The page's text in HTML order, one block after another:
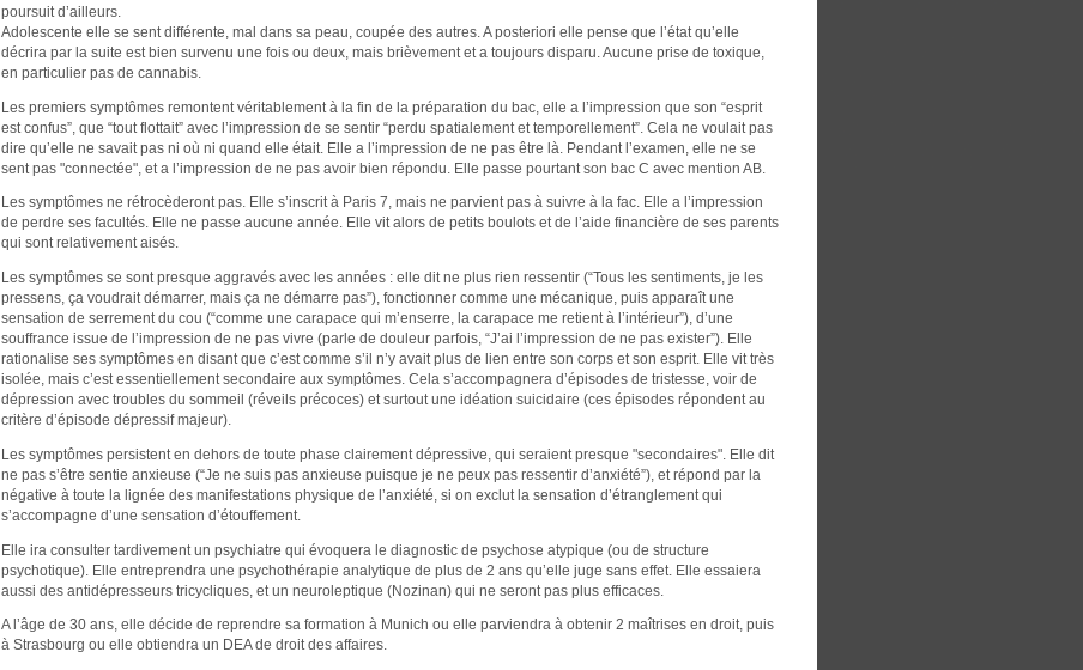
poursuit d’ailleurs.
Adolescente elle se sent différente, mal dans sa peau, coupée des autres. A posteriori elle pense que l’état qu’elle
décrira par la suite est bien survenu une fois ou deux, mais brièvement et a toujours disparu. Aucune prise de toxique,
en particulier pas de cannabis.
Les premiers symptômes remontent véritablement à la fin de la préparation du bac, elle a l’impression que son “esprit
est confus”, que “tout flottait” avec l’impression de se sentir “perdu spatialement et temporellement”. Cela ne voulait pas
dire qu’elle ne savait pas ni où ni quand elle était. Elle a l’impression de ne pas être là. Pendant l’examen, elle ne se
sent pas "connectée", et a l’impression de ne pas avoir bien répondu. Elle passe pourtant son bac C avec mention AB.
Les symptômes ne rétrocèderont pas. Elle s’inscrit à Paris 7, mais ne parvient pas à suivre à la fac. Elle a l’impression
de perdre ses facultés. Elle ne passe aucune année. Elle vit alors de petits boulots et de l’aide financière de ses parents
qui sont relativement aisés.
Les symptômes se sont presque aggravés avec les années : elle dit ne plus rien ressentir (“Tous les sentiments, je les
pressens, ça voudrait démarrer, mais ça ne démarre pas”), fonctionner comme une mécanique, puis apparaît une
sensation de serrement du cou (“comme une carapace qui m’enserre, la carapace me retient à l’intérieur”), d’une
souffrance issue de l’impression de ne pas vivre (parle de douleur parfois, “J’ai l’impression de ne pas exister”). Elle
rationalise ses symptômes en disant que c’est comme s’il n’y avait plus de lien entre son corps et son esprit. Elle vit très
isolée, mais c’est essentiellement secondaire aux symptômes. Cela s’accompagnera d’épisodes de tristesse, voir de
dépression avec troubles du sommeil (réveils précoces) et surtout une idéation suicidaire (ces épisodes répondent au
critère d’épisode dépressif majeur).
Les symptômes persistent en dehors de toute phase clairement dépressive, qui seraient presque "secondaires". Elle dit
ne pas s’être sentie anxieuse (“Je ne suis pas anxieuse puisque je ne peux pas ressentir d’anxiété”), et répond par la
négative à toute la lignée des manifestations physique de l’anxiété, si on exclut la sensation d’étranglement qui
s’accompagne d’une sensation d’étouffement.
Elle ira consulter tardivement un psychiatre qui évoquera le diagnostic de psychose atypique (ou de structure
psychotique). Elle entreprendra une psychothérapie analytique de plus de 2 ans qu’elle juge sans effet. Elle essaiera
aussi des antidépresseurs tricycliques, et un neuroleptique (Nozinan) qui ne seront pas plus efficaces.
A l’âge de 30 ans, elle décide de reprendre sa formation à Munich ou elle parviendra à obtenir 2 maîtrises en droit, puis
à Strasbourg ou elle obtiendra un DEA de droit des affaires.